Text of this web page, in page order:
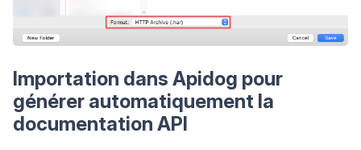
Importation dans Apidog pour
générer automatiquement la
documentation API